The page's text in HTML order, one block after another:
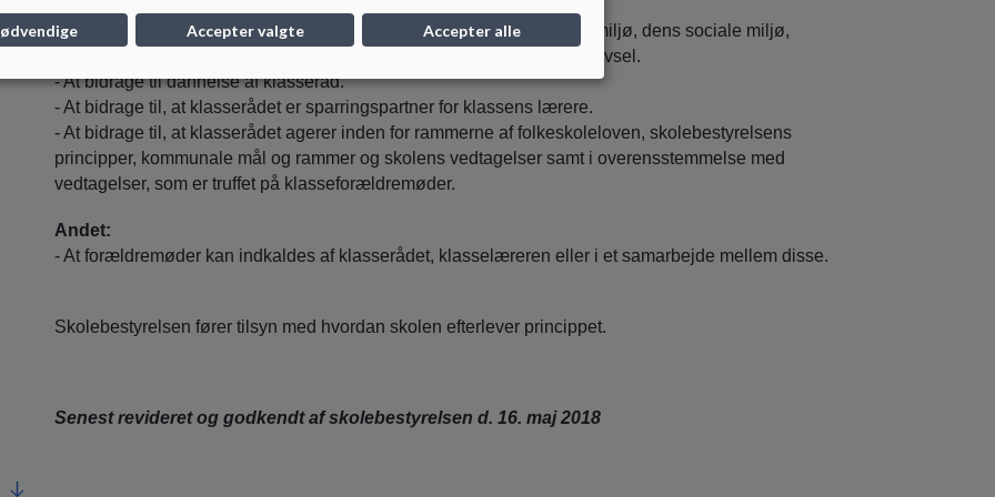
- At bidrage til at skabe de bedst mulige rammer om klassens læringsmiljø, dens sociale miljø,
samspillet i klassen og rammerne for den enkelte elevs udvikling og trivsel.
- At bidrage til dannelse af klasseråd.
- At bidrage til, at klasserådet er sparringspartner for klassens lærere.
- At bidrage til, at klasserådet agerer inden for rammerne af folkeskoleloven, skolebestyrelsens
principper, kommunale mål og rammer og skolens vedtagelser samt i overensstemmelse med
vedtagelser, som er truffet på klasseforældremøder.
Andet:
- At forældremøder kan indkaldes af klasserådet, klasselæreren eller i et samarbejde mellem disse.
Skolebestyrelsen fører tilsyn med hvordan skolen efterlever princippet.
Senest revideret og godkendt af skolebestyrelsen d. 16. maj 2018
Accepter valgte Accepter alle